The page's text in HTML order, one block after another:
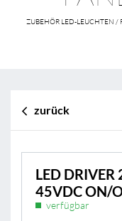
ZUBEHÖR LED-LEUCHTEN /
zurück
LED
45VDC ON/
verfügbar